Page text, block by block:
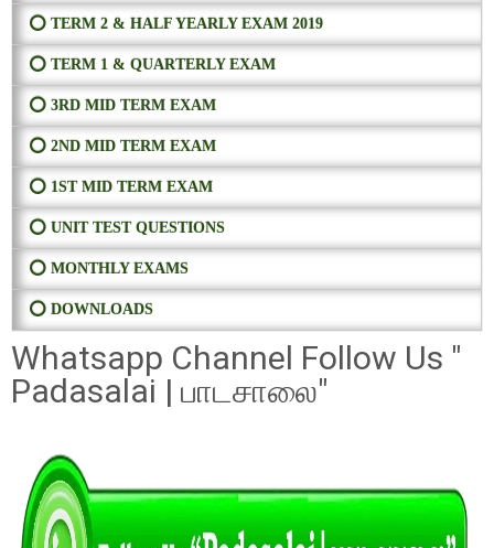
⭕ TERM 2 & HALF YEARLY EXAM 2019
⭕ TERM 1 & QUARTERLY EXAM
⭕ 3RD MID TERM EXAM
⭕ 2ND MID TERM EXAM
⭕ 1ST MID TERM EXAM
⭕ UNIT TEST QUESTIONS
⭕ MONTHLY EXAMS
⭕ DOWNLOADS
Whatsapp Channel Follow Us "
Padasalai | பாடசாலை"